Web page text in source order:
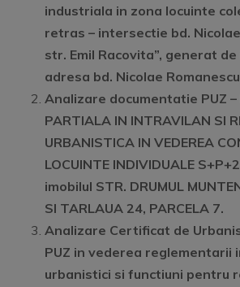
industriala in zona locuinte
retras – intersectie bd.
str. Emil Racovita”, generat
adresa bd. Nicolae
Analizare documentatie PUZ –
PARTIALA IN INTRAVILAN SI
URBANISTICA IN VEDEREA
LOCUINTE INDIVIDUALE
imobilul STR. DRUMUL
SI TARLAUA 24, PARCELA 7.
Analizare Certificat de
PUZ in vederea reglementarii
urbanistici si functiuni pentru